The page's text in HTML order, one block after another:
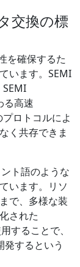
交換の標
を確保するた
います。SEMI
SEMI
る高速
ロトコルによ
く共存できま
ト語のような
います。リソ
で、多様な装
された
することで、
するという